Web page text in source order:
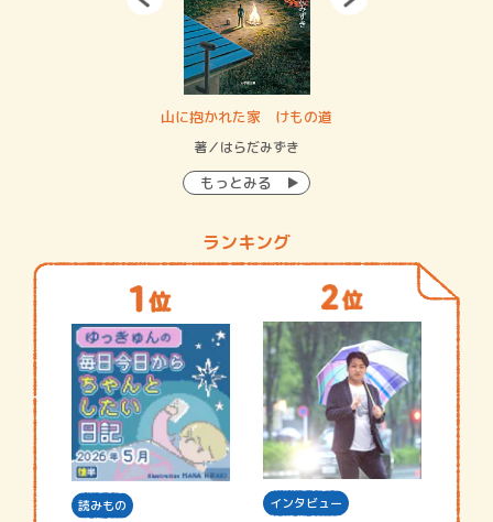
山に抱かれた家 けもの道
著／はらだみずき
もっとみる
ランキング
読みもの インタビュー